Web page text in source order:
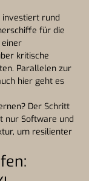
investiert rund
für die
einer
kritische
Parallelen zur
hier geht es
Der Schritt
nur Software und
um resilienter